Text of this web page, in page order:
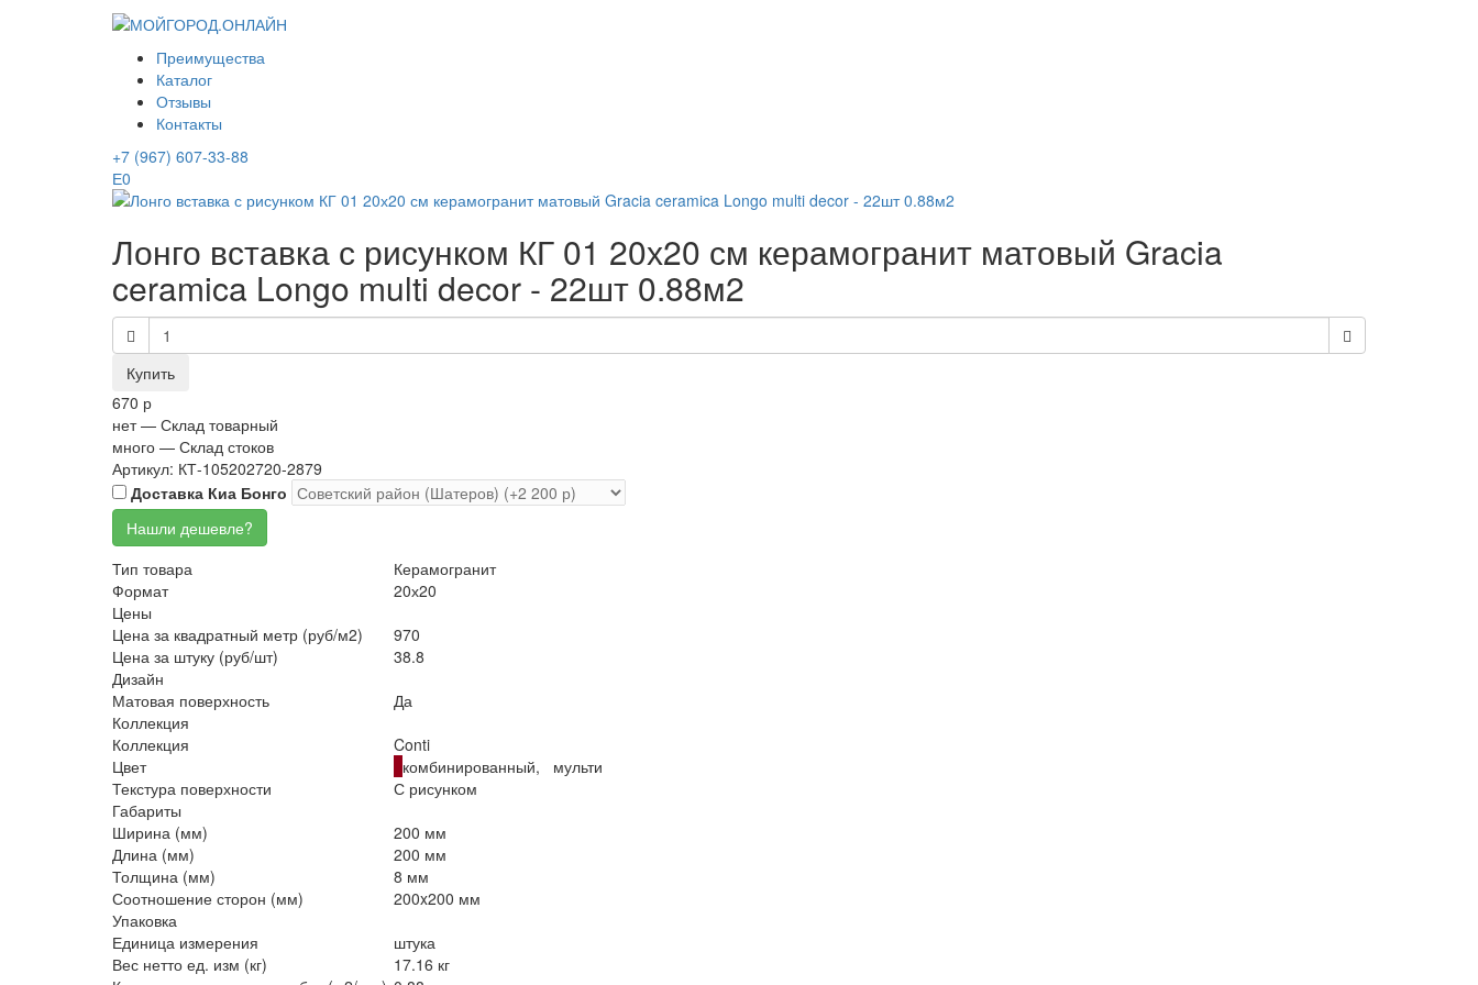
Преимущества
Каталог
Отзывы
Контакты
+7 (967) 607-33-88
0
Лонго вставка с рисунком КГ 01 20х20 см керамогранит матовый Gracia
ceramica Longo multi decor - 22шт 0.88м2
670 р
нет — Склад товарный
много — Склад стоков
Артикул: КТ-105202720-2879
Доставка Киа Бонго
Тип товара
Керамогранит
Формат
20х20
Цены
Цена за квадратный метр (руб/м2)
970
Цена за штуку (руб/шт)
38.8
Дизайн
Матовая поверхность
Да
Коллекция
Коллекция
Conti
Цвет
комбинированный,
мульти
Текстура поверхности
С рисунком
Габариты
Ширина (мм)
200 мм
Длина (мм)
200 мм
Толщина (мм)
8 мм
Соотношение сторон (мм)
200x200 мм
Упаковка
Единица измерения
штука
Вес нетто ед. изм (кг)
17.16 кг